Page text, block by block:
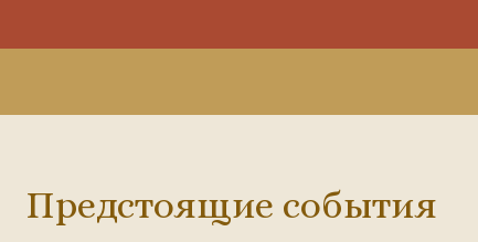
Предстоящие события